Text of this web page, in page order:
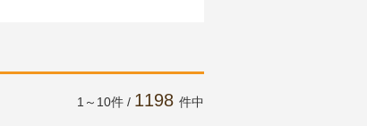
1～10件 / 1198 件中